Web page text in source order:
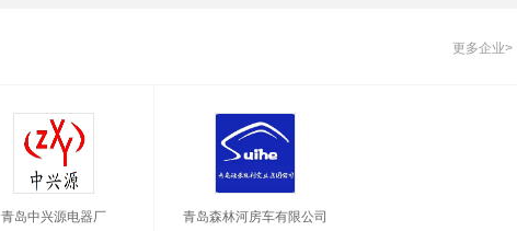
更多企业>
青岛中兴源电器厂 青岛森林河房车有限公司